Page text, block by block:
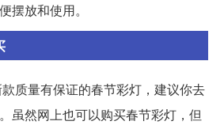
摆放和使用。
质量有保证的春节彩灯，建议你去
虽然网上也可以购买春节彩灯，但